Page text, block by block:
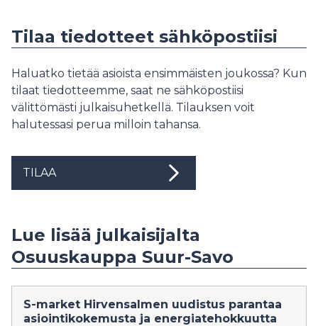
Tilaa tiedotteet sähköpostiisi
Haluatko tietää asioista ensimmäisten joukossa? Kun
tilaat tiedotteemme, saat ne sähköpostiisi
välittömästi julkaisuhetkellä. Tilauksen voit
halutessasi perua milloin tahansa.
TILAA
Lue lisää julkaisijalta
Osuuskauppa Suur-Savo
S-market Hirvensalmen uudistus parantaa
asiointikokemusta ja energiatehokkuutta